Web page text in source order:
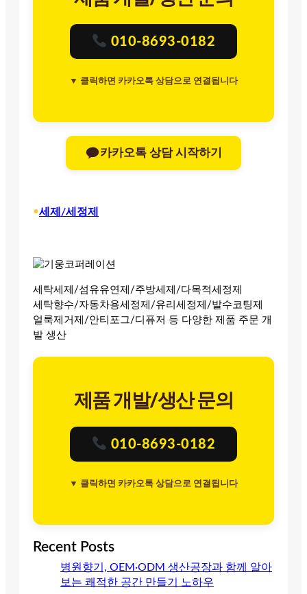
010-8693-0182
▼ 클릭하면 카카오톡 상담으로 연결됩니다
카카오톡 상담 시작하기
•세제/세정제
세탁세제/섬유유연제/주방세제/다목적세정제
세탁향수/자동차용세정제/유리세정제/발수코팅제
얼룩제거제/안티포그/디퓨저 등 다양한 제품 주문 개
발 생산
제품 개발/생산 문의
010-8693-0182
▼ 클릭하면 카카오톡 상담으로 연결됩니다
Recent Posts
병원향기, OEM·ODM 생산공장과 함께 알아
보는 쾌적한 공간 만들기 노하우